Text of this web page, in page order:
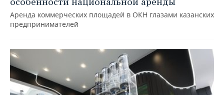
Аренда коммерческих площадей в ОКН глазами казанских
предпринимателей